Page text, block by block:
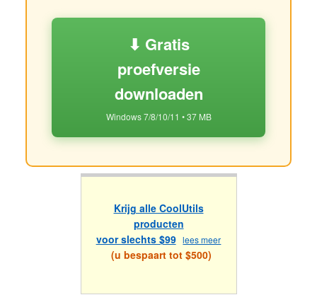
⬇ Gratis
proefversie
downloaden
Windows 7/8/10/11 • 37 MB
Krijg alle CoolUtils
producten
voor slechts $99 lees meer
(u bespaart tot $500)